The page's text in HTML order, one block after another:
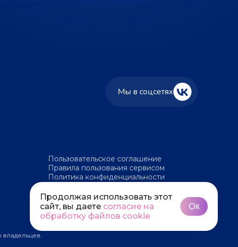
Мы в соцсетях
Пользовательское соглашение
Правила пользования сервисом
Политика конфиденциальности
Продолжая использовать этот
сайт, вы даете согласие на
обработку файлов cookie
Ок